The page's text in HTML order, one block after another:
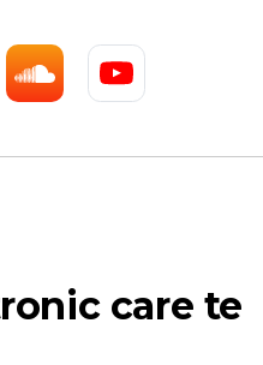
care te